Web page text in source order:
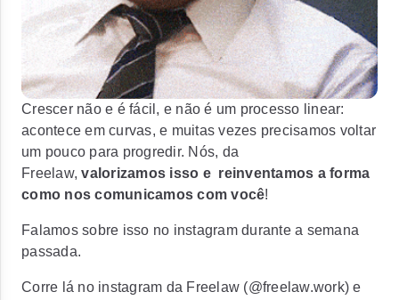
Crescer não e é fácil, e não é um processo linear:
acontece em curvas, e muitas vezes precisamos voltar
um pouco para progredir. Nós, da
Freelaw,valorizamos isso e reinventamos a forma
como nos comunicamos com você!
Falamos sobre isso no instagram durante a semana
passada.
Corre lá no instagram da Freelaw (@freelaw.work) e